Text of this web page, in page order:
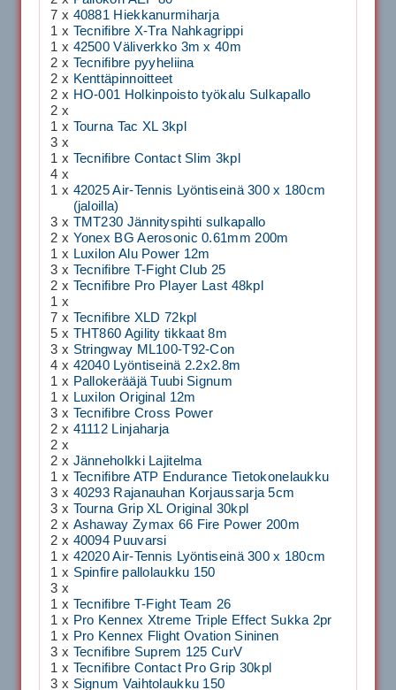
7 x 40881 Hiekkanurmiharja
1 x Tecnifibre X-Tra Nahkagrippi
1 x 42500 Väliverkko 3m x 40m
2 x Tecnifibre pyyheliina
2 x Kenttäpinnoitteet
2 x HO-001 Holkinpoisto työkalu Sulkapallo
2 x
1 x Tourna Tac XL 3kpl
3 x
1 x Tecnifibre Contact Slim 3kpl
4 x
1 x 42025 Air-Tennis Lyöntiseinä 300 x 180cm
(jaloilla)
3 x TMT230 Jännityspihti sulkapallo
2 x Yonex BG Aerosonic 0.61mm 200m
1 x Luxilon Alu Power 12m
3 x Tecnifibre T-Fight Club 25
2 x Tecnifibre Pro Player Last 48kpl
1 x
7 x Tecnifibre XLD 72kpl
5 x THT860 Agility tikkaat 8m
3 x Stringway ML100-T92-Con
4 x 42040 Lyöntiseinä 2.2x2.8m
1 x Pallokerääjä Tuubi Signum
1 x Luxilon Original 12m
3 x Tecnifibre Cross Power
2 x 41112 Linjaharja
2 x
2 x Jänneholkki Lajitelma
1 x Tecnifibre ATP Endurance Tietokonelaukku
3 x 40293 Rajanauhan Korjaussarja 5cm
3 x Tourna Grip XL Original 30kpl
2 x Ashaway Zymax 66 Fire Power 200m
2 x 40094 Puuvarsi
1 x 42020 Air-Tennis Lyöntiseinä 300 x 180cm
1 x Spinfire pallolaukku 150
3 x
1 x Tecnifibre T-Fight Team 26
1 x Pro Kennex Xtreme Triple Effect Sukka 2pr
1 x Pro Kennex Flight Ovation Sininen
3 x Tecnifibre Suprem 125 CurV
1 x Tecnifibre Contact Pro Grip 30kpl
3 x Signum Vaihtolaukku 150